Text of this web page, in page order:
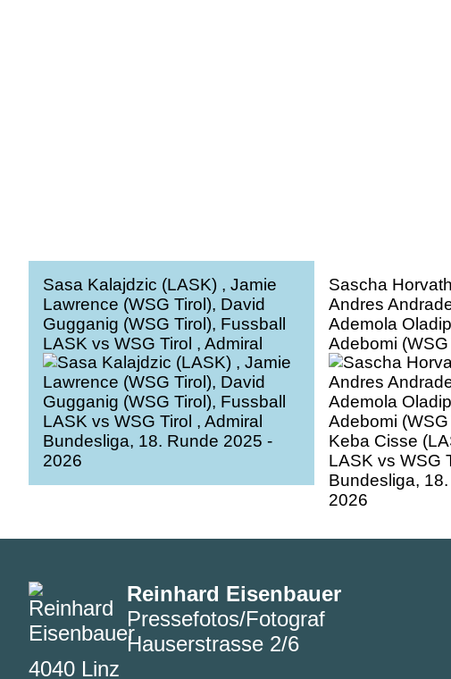
Sasa Kalajdzic (LASK) , Jamie
Lawrence (WSG Tirol), David
Gugganig (WSG Tirol), Fussball
LASK vs WSG Tirol , Admiral
Bundesliga, 18. Runde 2025 -
2026
Sascha
Andres
Ademola
Adebomi
Keba Cisse
LASK vs WSG
Bundesliga, 18.
2026
Reinhard Eisenbauer
Pressefotos/Fotograf
Hauserstrasse 2/6
4040 Linz